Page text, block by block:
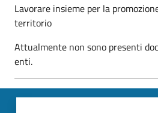
Lavorare insieme per la
territorio
Attualmente non sono presenti
enti.